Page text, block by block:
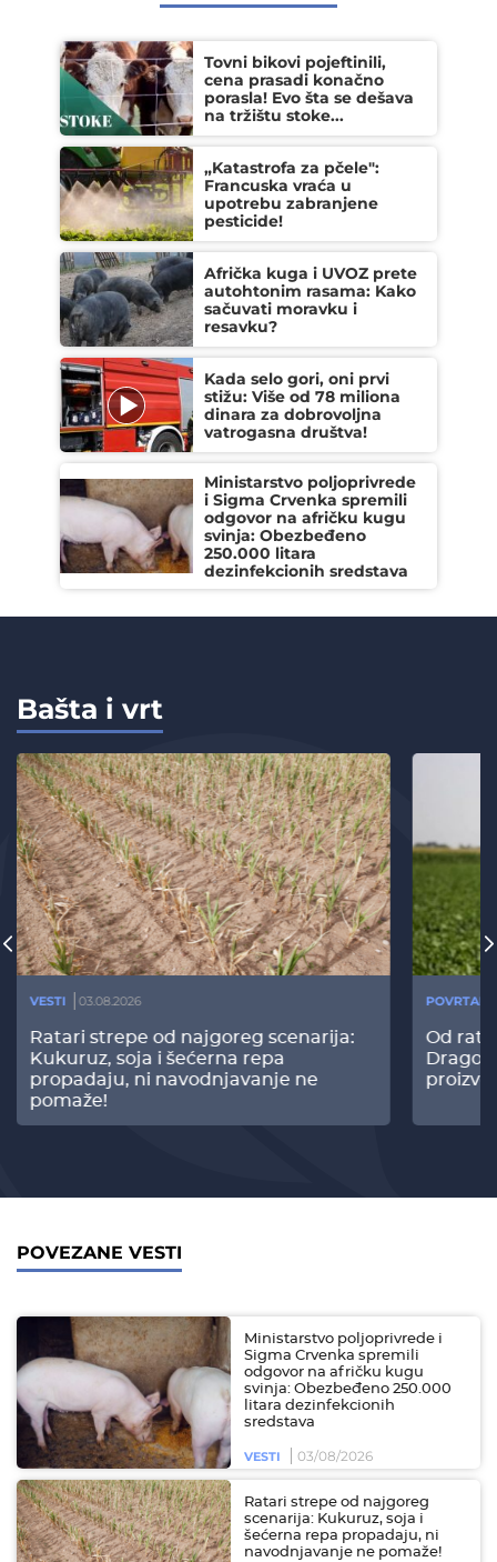
Tovni bikovi pojeftinili,
cena prasadi konačno
porasla! Evo šta se dešava
na tržištu stoke...
„Katastrofa za pčele":
Francuska vraća u
upotrebu zabranjene
pesticide!
Afrička kuga i UVOZ prete
autohtonim rasama: Kako
sačuvati moravku i
resavku?
Kada selo gori, oni prvi
stižu: Više od 78 miliona
dinara za dobrovoljna
vatrogasna društva!
Ministarstvo poljoprivrede
i Sigma Crvenka spremili
odgovor na afričku kugu
svinja: Obezbeđeno
250.000 litara
dezinfekcionih sredstava
Bašta i vrt
VESTI 03.08.2026
Ratari strepe od najgoreg scenarija:
Kukuruz, soja i šećerna repa
propadaju, ni navodnjavanje ne
pomaže!
Od
POVEZANE VESTI
Ministarstvo poljoprivrede i
Sigma Crvenka spremili
odgovor na afričku kugu
svinja: Obezbeđeno 250.000
litara dezinfekcionih
sredstava
VESTI 03/08/2026
Ratari strepe od najgoreg
scenarija: Kukuruz, soja i
šećerna repa propadaju, ni
navodnjavanje ne pomaže!